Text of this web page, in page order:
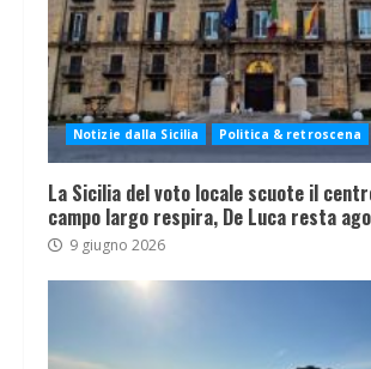
Notizie dalla Sicilia Politica & retroscena
La Sicilia del voto locale scuote il
campo largo respira, De Luca resta
9 giugno 2026